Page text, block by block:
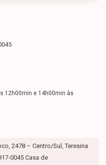
12h00min e 14h00min às
2478 – Centro/Sul, Teresina
0045 Casa de